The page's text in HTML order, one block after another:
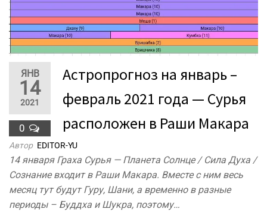
ЯНВ
14
2021
0
Астропрогноз на январь –
февраль 2021 года — Сурья
расположен в Раши Макара
Автор EDITOR-YU
14 января Граха Сурья — Планета Солнце / Сила Духа /
Сознание входит в Раши Макара. Вместе с ним весь
месяц тут будут Гуру, Шани, а временно в разные
периоды – Буддха и Шукра, поэтому…